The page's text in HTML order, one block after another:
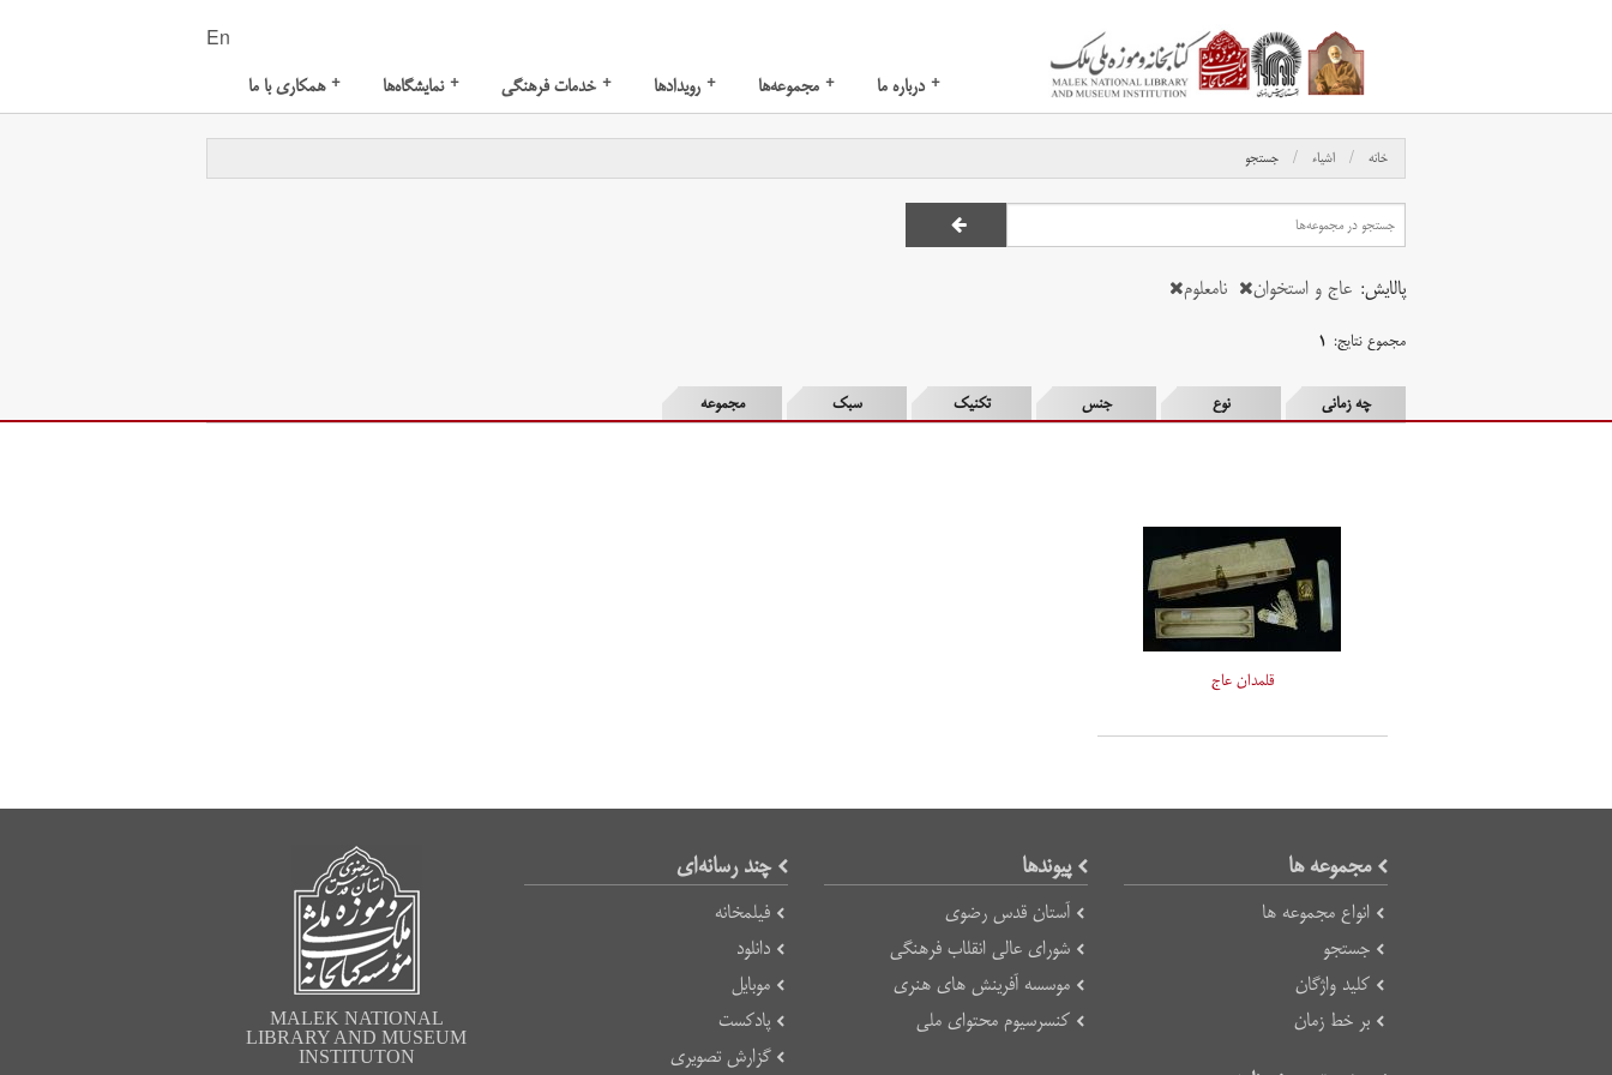
En
همکاری با ما + نمایشگاه‌ها + خدمات فرهنگی + رویدادها + مجموعه‌ها + درباره ما +
خانه اشیاء جستجو
پالایش: عاج و استخوان نامعلوم
مجموع نتایج: ۱
چه زمانی نوع جنس تکنیک سبک مجموعه
قلمدان عاج
مجموعه ها
انواع مجموعه ها
جستجو
کلید واژگان
بر خط زمان
پیوند‌ها
آستان قدس رضوی
شورای عالی انقلاب فرهنگی
موسسه آفرینش های هنری
کنسرسیوم محتوای ملی
چند رسانه‌ای
فیلمخانه
دانلود
موبایل
پادکست
گزارش تصویری
MALEK NATIONAL
LIBRARY AND MUSEUM
INSTITUTON